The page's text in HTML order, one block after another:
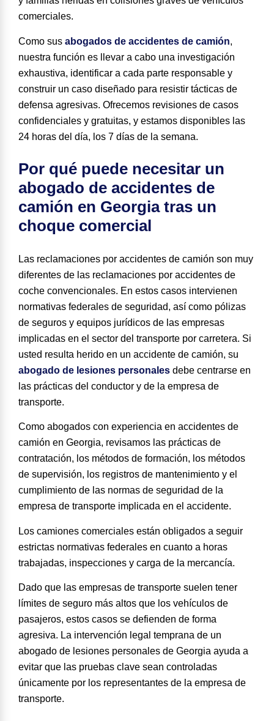
comerciales.
Como sus abogados de accidentes de camión,
nuestra función es llevar a cabo una investigación
exhaustiva, identificar a cada parte responsable y
construir un caso diseñado para resistir tácticas de
defensa agresivas. Ofrecemos revisiones de casos
confidenciales y gratuitas, y estamos disponibles las
24 horas del día, los 7 días de la semana.
Por qué puede necesitar un
abogado de accidentes de
camión en Georgia tras un
choque comercial
Las reclamaciones por accidentes de camión son muy
diferentes de las reclamaciones por accidentes de
coche convencionales. En estos casos intervienen
normativas federales de seguridad, así como pólizas
de seguros y equipos jurídicos de las empresas
implicadas en el sector del transporte por carretera. Si
usted resulta herido en un accidente de camión, su
abogado de lesiones personales debe centrarse en
las prácticas del conductor y de la empresa de
transporte.
Como abogados con experiencia en accidentes de
camión en Georgia, revisamos las prácticas de
contratación, los métodos de formación, los métodos
de supervisión, los registros de mantenimiento y el
cumplimiento de las normas de seguridad de la
empresa de transporte implicada en el accidente.
Los camiones comerciales están obligados a seguir
estrictas normativas federales en cuanto a horas
trabajadas, inspecciones y carga de la mercancía.
Dado que las empresas de transporte suelen tener
límites de seguro más altos que los vehículos de
pasajeros, estos casos se defienden de forma
agresiva. La intervención legal temprana de un
abogado de lesiones personales de Georgia ayuda a
evitar que las pruebas clave sean controladas
únicamente por los representantes de la empresa de
transporte.